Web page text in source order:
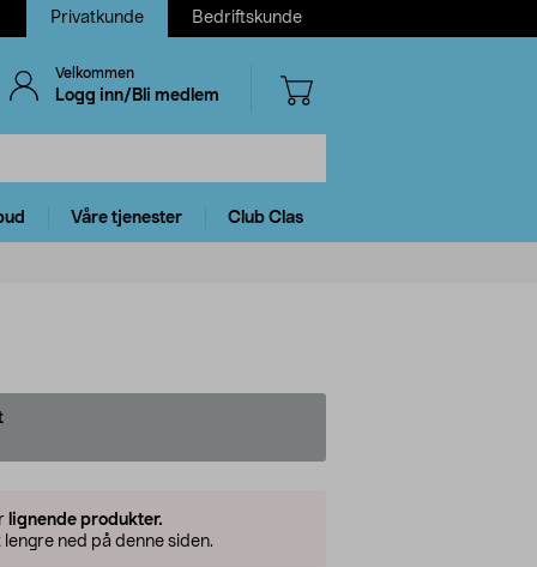
Privatkunde Bedriftskunde
Velkommen
Logg inn/Bli medlem
Våre tjenester Club Clas
lignende produkter.
ned på denne siden.